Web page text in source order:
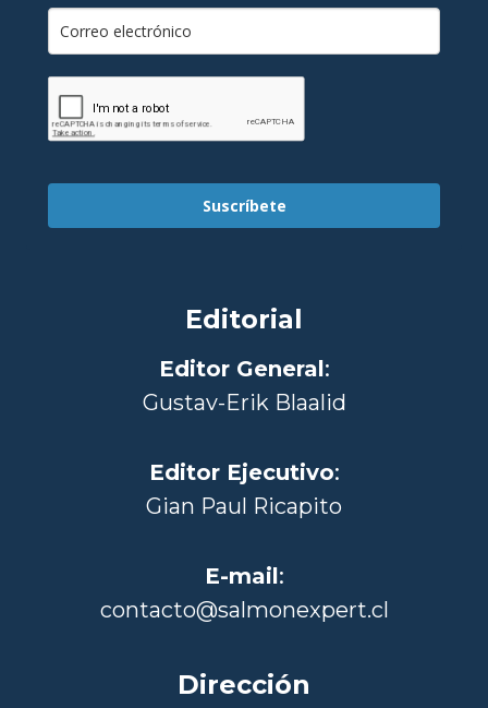
Suscríbete
Editorial
Editor General:
Gustav-Erik Blaalid
Editor Ejecutivo:
Gian Paul Ricapito
E-mail:
contacto@salmonexpert.cl
Dirección